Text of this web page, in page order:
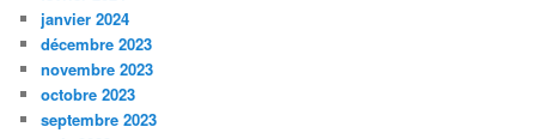
janvier 2024
décembre 2023
novembre 2023
octobre 2023
septembre 2023